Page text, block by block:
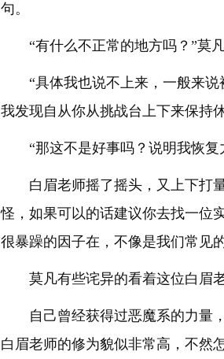
句。
“有什么不正常的地方吗？”莫凡
“具体我也说不上来，一般来
我发现自从你从挑战台上下来保持
“那这不是好事吗？说明我恢复
白眉老师摇了摇头，又上下打
怪，如果可以的话建议你去找一位
很暴躁的因子在，不像是我们常见
莫凡有些诧异的看着这位白眉老
自己曾经获得过恶魔系的力量
白眉老师的修为貌似非常高，不然